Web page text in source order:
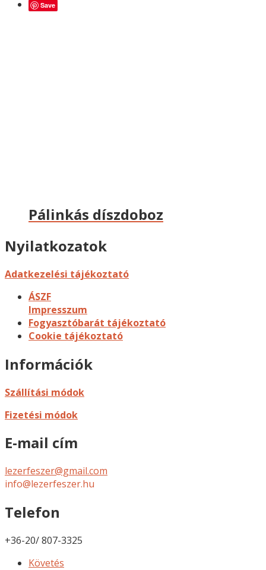
Save
Pálinkás díszdoboz
Nyilatkozatok
Adatkezelési tájékoztató
ÁSZF
Impresszum
Fogyasztóbarát tájékoztató
Cookie tájékoztató
Információk
Szállítási módok
Fizetési módok
E-mail cím
lezerfeszer@gmail.com
info@lezerfeszer.hu
Telefon
+36-20/ 807-3325
Követés